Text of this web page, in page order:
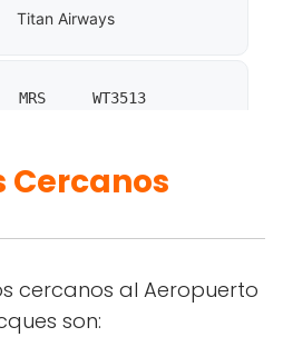
cercanos al Aeropuerto
son: